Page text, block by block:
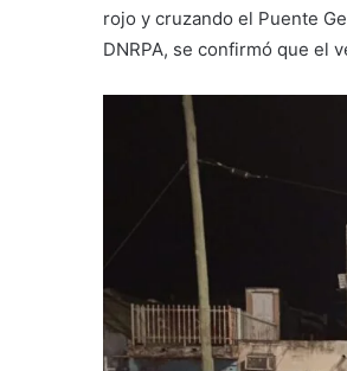
rojo y cruzando el Puente
DNRPA, se confirmó que el